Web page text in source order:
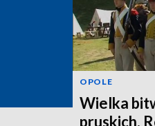
OPOLE
Wielka
pruskich.